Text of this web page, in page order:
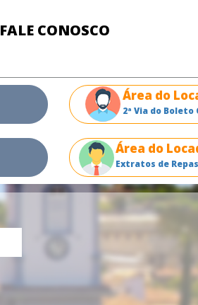
FALE CONOSCO
Área do
2ª Via do Boleto
Área do
Extratos de